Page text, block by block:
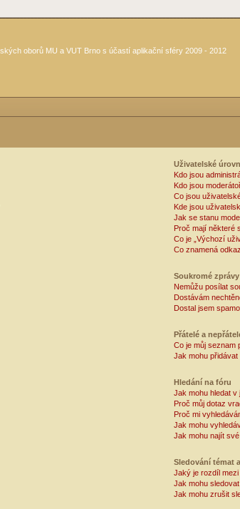
oborů MU a VUT Brno s účastí aplikační sféry 2009 - 2012
Uživatelské
Kdo jsou
Kdo jsou
Co jsou
Kde jsou
Jak se stanu
Proč mají některé
Co je „Výchozí
Co znamená
Soukromé zprávy
Nemůžu posílat
Dostávám
Dostal jsem
Přátelé a
Co je můj seznam
Jak mohu
Hledání na fóru
Jak mohu hledat v
Proč můj dotaz
Proč mi
Jak mohu
Jak mohu najít
Sledování témat
Jaký je rozdíl
Jak mohu
Jak mohu zrušit